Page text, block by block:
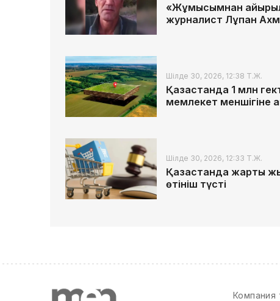
«Жұмысымнан
журналист Лұқпан
Шілде 30, 2026, 12:38 Т.Ж.
Қазақстанда 1 млн
мемлекет меншігіне
Шілде 30, 2026, 12:33 Т.Ж.
Қазақстанда жарты
өтініш түсті
Компания